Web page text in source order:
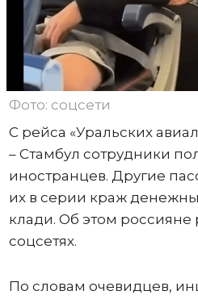
Фото: соцсети
С рейса «Уральских
– Стамбул сотрудники
иностранцев. Другие
их в серии краж
клади. Об этом россияне
соцсетях.
По словам очевидцев,